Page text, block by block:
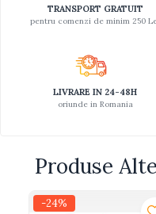
Set Avioane si submarine
Seturi de rufe
Trenuri cu sine
TRANSPORT GRATUIT
pentru comenzi de minim 250
LIVRARE IN 24-48H
oriunde in Romania
Produse
-24%